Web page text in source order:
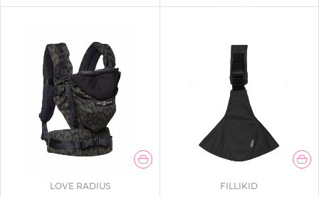
LOVE RADIUS FILLIKID